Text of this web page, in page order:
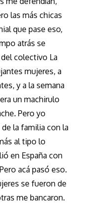
las más chicas
que pase eso,
atrás se
colectivo La
mujeres, a
y a la semana
un machirulo
Pero yo
la familia con la
al tipo lo
en España con
acá pasó eso.
se fueron de
me bancaron.